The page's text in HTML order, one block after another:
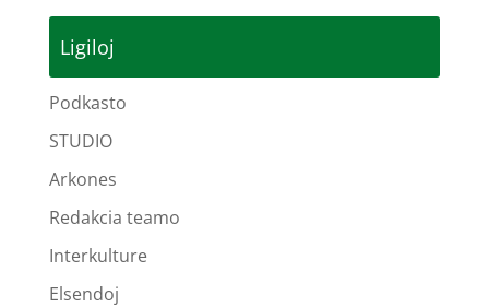
Ligiloj
Podkasto
STUDIO
Arkones
Redakcia teamo
Interkulture
Elsendoj